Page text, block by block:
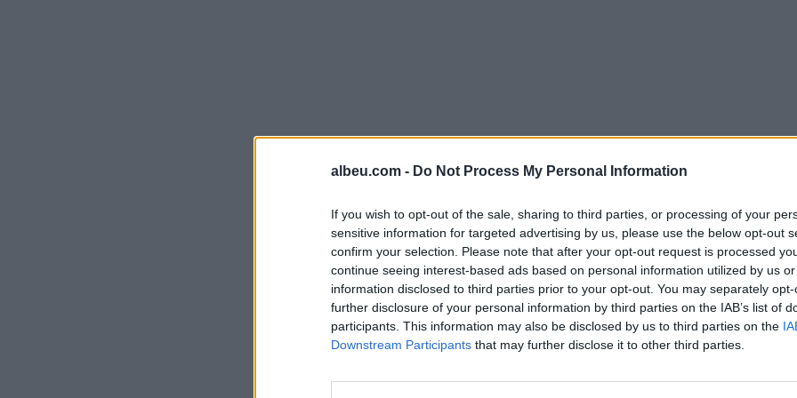
albeu.com - Do Not Process My Personal Information
If you wish to opt-out of the sale, sharing to third parties, or processing of your
sensitive information for targeted advertising by us, please use the below opt-out
confirm your selection. Please note that after your opt-out request is processed
continue seeing interest-based ads based on personal information utilized by us
information disclosed to third parties prior to your opt-out. You may separately
further disclosure of your personal information by third parties on the IAB’s list of
participants. This information may also be disclosed by us to third parties on the
Downstream Participants that may further disclose it to other third parties.